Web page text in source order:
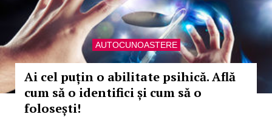
AUTOCUNOASTERE
Ai cel puțin o abilitate psihică. Află
cum să o identifici și cum să o
folosești!